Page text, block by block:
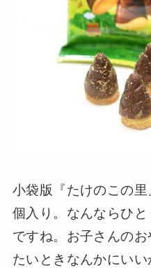
小袋版『たけのこの
個入り。なんならひ
ですね。お子さんの
たいときなんかにいい